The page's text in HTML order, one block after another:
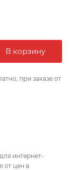
В корзину
при заказе от
интернет-
от цен в